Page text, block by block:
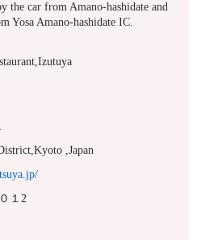
the car from Amano-hashidate and
Yosa Amano-hashidate IC.
,Japan
１2